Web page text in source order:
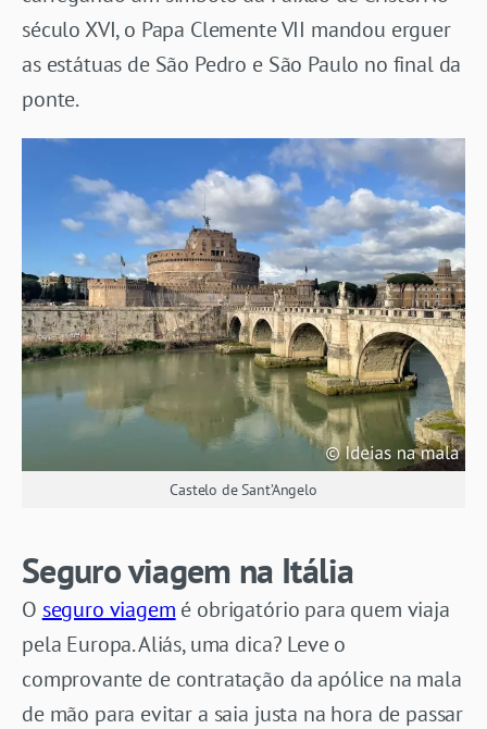
século XVI, o Papa Clemente VII mandou erguer
as estátuas de São Pedro e São Paulo no final da
ponte.
Castelo de Sant’Angelo
Seguro viagem na Itália
O seguro viagem é obrigatório para quem viaja
pela Europa. Aliás, uma dica? Leve o
comprovante de contratação da apólice na mala
de mão para evitar a saia justa na hora de passar